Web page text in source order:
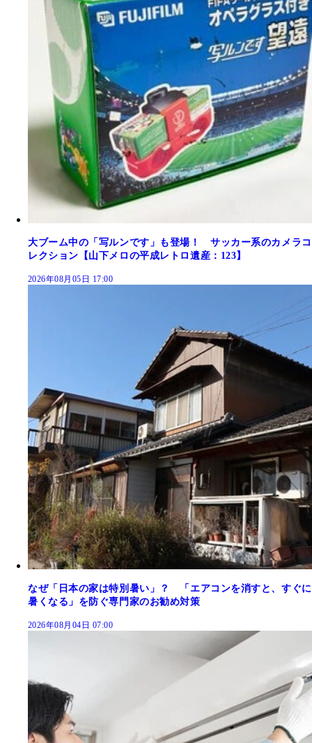
大ブーム中の「写ルンです」も登場！ サッカー系のカメラコ
レクション【山下メロの平成レトロ遺産：123】
2026年08月05日 17:00
なぜ「日本の家は特別暑い」？ 「エアコンを消すと、すぐに
暑くなる」を防ぐ専門家のお勧め対策
2026年08月04日 07:00